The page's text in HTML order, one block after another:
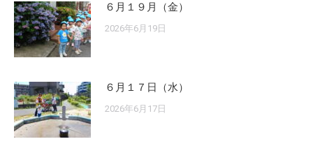
６月１９月（金）
2026年6月19日
６月１７日（水）
2026年6月17日